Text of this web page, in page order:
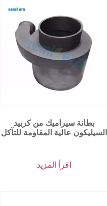
بطانة سيراميك من كربيد
السيليكون عالية المقاومة للتآكل
اقرأ المزيد